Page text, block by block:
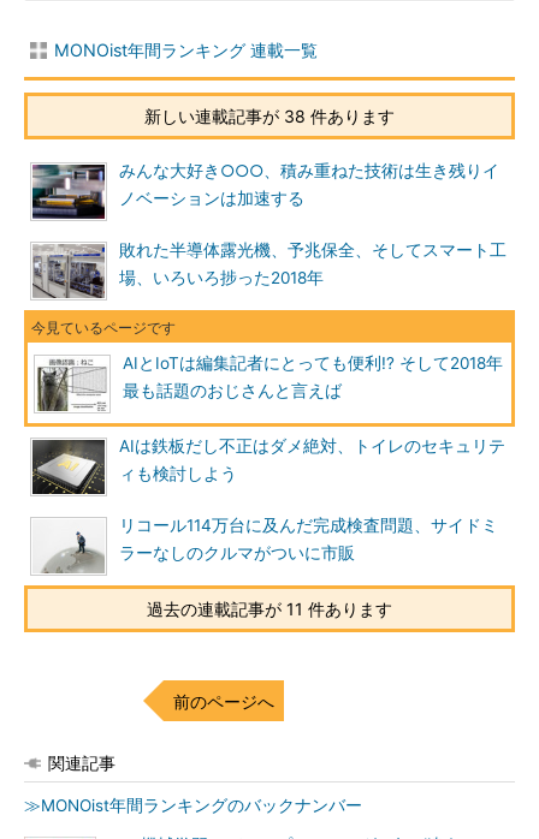
MONOist年間ランキング 連載一覧
新しい連載記事が 38 件あります
みんな大好き○○○、積み重ねた技術は生き残りイ
ノベーションは加速する
敗れた半導体露光機、予兆保全、そしてスマート工
場、いろいろ捗った2018年
AIとIoTは編集記者にとっても便利!? そして2018年
最も話題のおじさんと言えば
AIは鉄板だし不正はダメ絶対、トイレのセキュリテ
ィも検討しよう
リコール114万台に及んだ完成検査問題、サイドミ
ラーなしのクルマがついに市販
過去の連載記事が 11 件あります
前のページへ
関連記事
≫MONOist年間ランキングのバックナンバー